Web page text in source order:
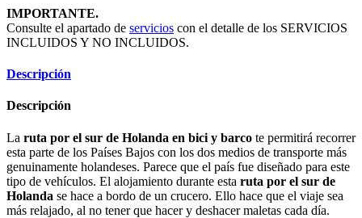
IMPORTANTE.
Consulte el apartado de servicios con el detalle de los SERVICIOS
INCLUIDOS Y NO INCLUIDOS.
Descripción
Descripción
La ruta por el sur de Holanda en bici y barco te permitirá recorrer
esta parte de los Países Bajos con los dos medios de transporte más
genuinamente holandeses. Parece que el país fue diseñado para este
tipo de vehículos. El alojamiento durante esta ruta por el sur de
Holanda se hace a bordo de un crucero. Ello hace que el viaje sea
más relajado, al no tener que hacer y deshacer maletas cada día.